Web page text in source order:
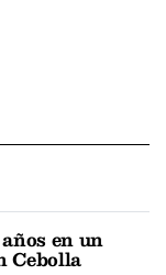
en un
Cebolla